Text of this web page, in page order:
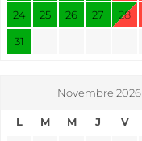
24 25 26 27 28
31
Novembre 2026
L M M J V